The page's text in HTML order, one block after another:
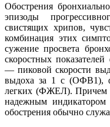
Обострения
эпизоды
свистящих хрипов,
комбинация этих
сужение просвета
скоростных
— пиковой скорости
выдоха за 1 с (ОФВ1),
легких (ФЖЕЛ). Причем
надежным индикатором
обострения обычно